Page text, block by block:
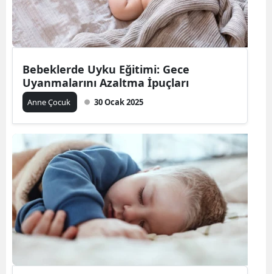
Bolu
Burdur
Çanakkale
Çorum
Denizli
Diyarbakır
Edirne
Elazığ
Bebeklerde Uyku Eğitimi: Gece
Uyanmalarını Azaltma İpuçları
Anne Çocuk 30 Ocak 2025